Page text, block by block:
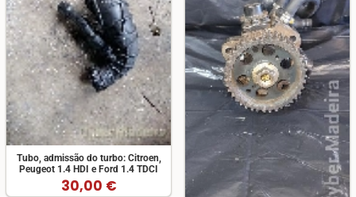
Tubo, admissão do turbo: Citroen,
Peugeot 1.4 HDI e Ford 1.4 TDCI
30,00 €